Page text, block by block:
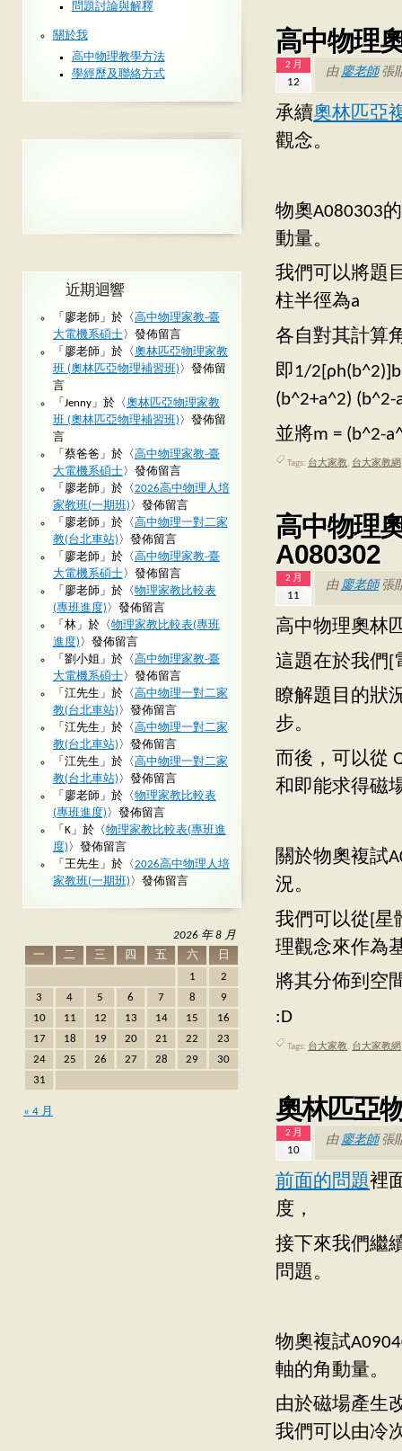
高中物理
2 月
12
由廖老師張
承續奧林匹亞
觀念。
物奧A080303
動量。
我們可以將題
柱半徑為a
各自對其計算
即1/
(b^2+a^2) (b^2-
並將m = (b^2-
Tags: 台大家教, 台大家教網
高中物理
A080302
2 月
11
由廖老師張
高中物理奧林
這題在於我們[
瞭解題目的狀
步。
而後，可以從
和即能求得磁
關於物奧複試
況。
我們可以從[星
理觀念來作為
將其分佈到空
:D
Tags: 台大家教, 台大家教網
奧林匹亞
2 月
10
由廖老師張
前面的問題裡
度，
接下來我們繼
問題。
物奧複試
軸的角動量。
由於磁場產生
我們可以由冷
問題討論與解釋
關於我
高中物理教學方法
學經歷及聯絡方式
近期迴響
「 廖老師 」於〈 高中物理家教-臺
大電機系碩士〉發佈留言
「 廖老師 」於〈奧林匹亞物理家教
班 (奧林匹亞物理補習班) 〉發佈留
言
「 Jenny」於〈奧林匹亞物理家教
班 (奧林匹亞物理補習班) 〉發佈留
言
「 蔡爸爸 」於〈 高中物理家教-臺
大電機系碩士〉發佈留言
「 廖老師 」於〈2026高中物理人培
家教班(一期班) 〉發佈留言
「 廖老師 」於〈 高中物理一對二家
教(台北車站) 〉發佈留言
「 廖老師 」於〈 高中物理家教-臺
大電機系碩士〉發佈留言
「 廖老師 」於〈物理家教比較表
(專班進度) 〉發佈留言
「 林」於〈物理家教比較表(專班
進度) 〉發佈留言
「 劉小姐 」於〈 高中物理家教-臺
大電機系碩士〉發佈留言
「 江先生 」於〈 高中物理一對二家
教(台北車站) 〉發佈留言
「 江先生 」於〈 高中物理一對二家
教(台北車站) 〉發佈留言
「 江先生 」於〈 高中物理一對二家
教(台北車站) 〉發佈留言
「 廖老師 」於〈物理家教比較表
(專班進度) 〉發佈留言
「 K」於〈物理家教比較表(專班進
度) 〉發佈留言
「 王先生 」於〈2026高中物理人培
家教班(一期班) 〉發佈留言
2026 年 8 月
一
二 三 四 五 六
日
1
2
3
4 5 6 7 8
9
10
11 12 13 14 15
16
17
18 19 20 21 22
23
24
25 26 27 28 29
30
31
« 4 月